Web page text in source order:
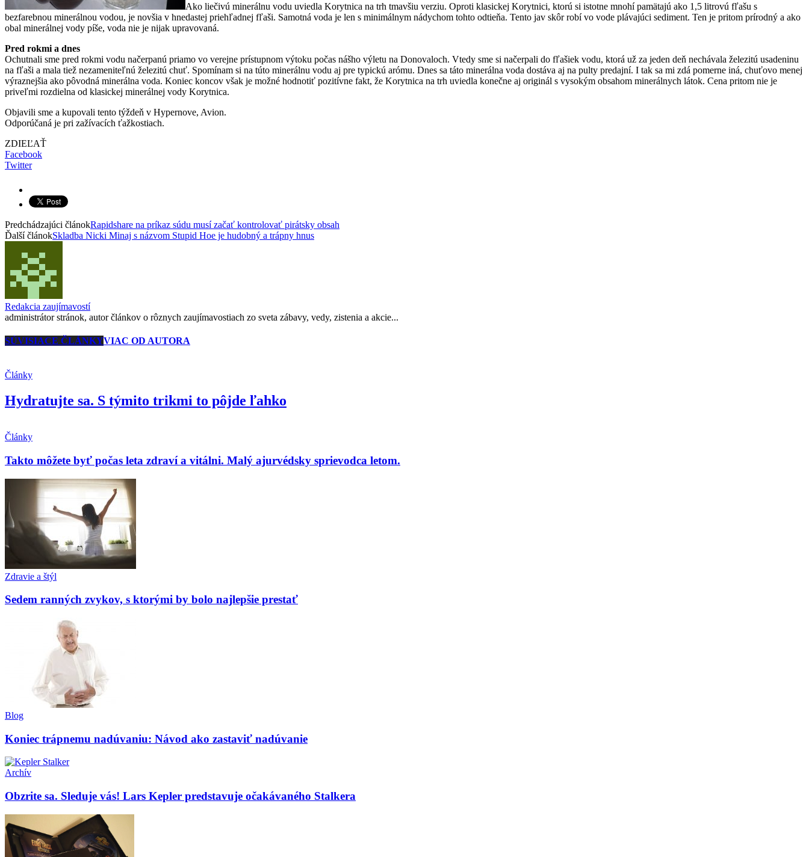
Ako liečivú minerálnu vodu uviedla Korytnica na trh tmavšiu verziu. Oproti klasickej Korytnici, ktorú si istotne mnohí pamätajú ako 1,5 litrovú fľašu s
bezfarebnou minerálnou vodou, je novšia v hnedastej priehľadnej fľaši. Samotná voda je len s minimálnym nádychom tohto odtieňa. Tento jav skôr robí vo vode plávajúci sediment. Ten je pritom prírodný a ako
obal minerálnej vody píše, voda nie je nijak upravovaná.
Pred rokmi a dnes
Ochutnali sme pred rokmi vodu načerpanú priamo vo verejne prístupnom výtoku počas nášho výletu na Donovaloch. Vtedy sme si načerpali do fľašiek vodu, ktorá už za jeden deň nechávala železitú usadeninu
na fľaši a mala tiež nezameniteľnú železitú chuť. Spomínam si na túto minerálnu vodu aj pre typickú arómu. Dnes sa táto minerálna voda dostáva aj na pulty predajní. I tak sa mi zdá pomerne iná, chuťovo menej
výraznejšia ako pôvodná minerálna voda. Koniec koncov však je možné hodnotiť pozitívne fakt, že Korytnica na trh uviedla konečne aj originál s vysokým obsahom minerálnych látok. Cena pritom nie je
priveľmi rozdielna od klasickej minerálnej vody Korytnica.
Objavili sme a kupovali tento týždeň v Hypernove, Avion.
Odporúčaná je pri zažívacích ťažkostiach.
ZDIEĽAŤ
Facebook
Twitter
Predchádzajúci článokRapidshare na príkaz súdu musí začať kontrolovať pirátsky obsah
Ďalší článokSkladba Nicki Minaj s názvom Stupid Hoe je hudobný a trápny hnus
Redakcia zaujímavostí
administrátor stránok, autor článkov o rôznych zaujímavostiach zo sveta zábavy, vedy, zistenia a akcie...
SÚVISIACE ČLÁNKYVIAC OD AUTORA
Články
Hydratujte sa. S týmito trikmi to pôjde ľahko
Články
Takto môžete byť počas leta zdraví a vitálni. Malý ajurvédsky sprievodca letom.
Zdravie a štýl
Sedem ranných zvykov, s ktorými by bolo najlepšie prestať
Blog
Koniec trápnemu nadúvaniu: Návod ako zastaviť nadúvanie
Archív
Obzrite sa. Sleduje vás! Lars Kepler predstavuje očakávaného Stalkera